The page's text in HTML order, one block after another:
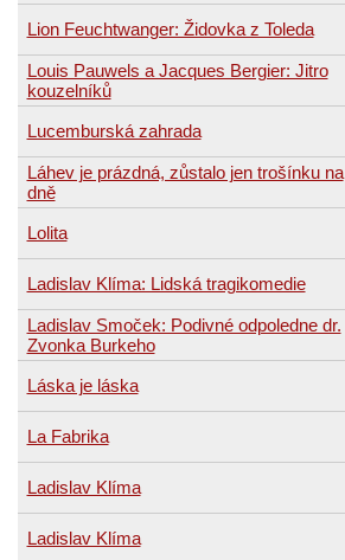
Lion Feuchtwanger: Židovka z Toleda
Louis Pauwels a Jacques Bergier: Jitro
kouzelníků
Lucemburská zahrada
Láhev je prázdná, zůstalo jen trošínku na
dně
Lolita
Ladislav Klíma: Lidská tragikomedie
Ladislav Smoček: Podivné odpoledne dr.
Zvonka Burkeho
Láska je láska
La Fabrika
Ladislav Klíma
Ladislav Klíma